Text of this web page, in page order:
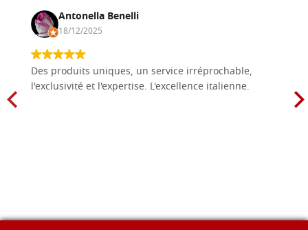
Antonella Benelli
18/12/2025
Des produits uniques, un service irréprochable,
l'exclusivité et l'expertise. L'excellence italienne.